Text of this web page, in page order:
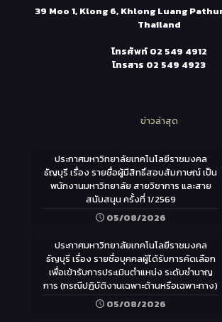
39 Moo 1, Klong 6, Khlong Luang
Thailand
โทรศัพท์ 02 549 4912
โทรสาร 02 549 4923
ข่าวล่าสุด
ประกาศมหาวิทยาลัยเทคโนโลยีราชมงคล
ธัญบุรี เรื่อง รายชื่อผู้มีสิทธิ์สอบสัมภาษณ์ เป็น
พนักงานมหาวิทยาลัย สายวิชาการ และสาย
สนับสนุน ครั้งที่ 1/2569
05/08/2026
ประกาศมหาวิทยาลัยเทคโนโลยีราชมงคล
ธัญบุรี เรื่อง รายชื่อบุคคลผู้ได้รับการคัดเลือก
เพื่อเข้ารับการประเมินตำแหน่ง ระดับชำนาญ
การ (กรณีปฏิบัติงานเฉพาะด้านหรือเฉพาะทาง)
05/08/2026